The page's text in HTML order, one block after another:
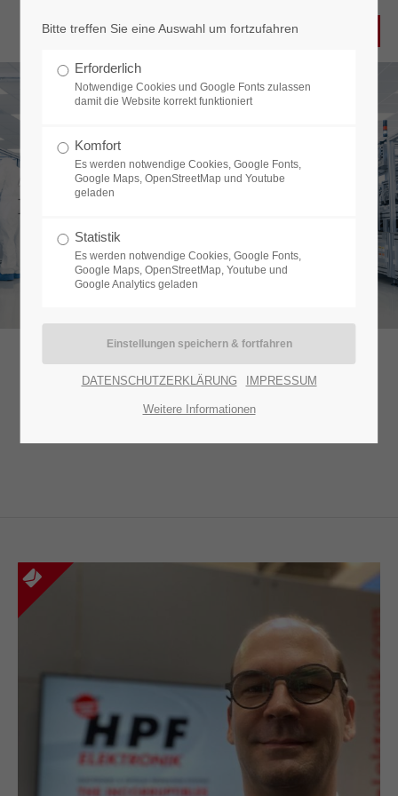
Benutzername
Passwort
Anmelden
Register|Lost your password?
Support
Mon - Fri 8:00am - 5:00pm(GMT +1)
San Francisco, CA 94102
Have any questions?
+44 1234 567 890
Ansprechpartner
MIT HPF
Wir freuen uns über Ihr Interesse und stehen Ihnen gerne für
alle Anliegen und Fragen zur Verfügung.
Bitte treffen Sie eine Auswahl um fortzufahren
Erforderlich
Notwendige Cookies und Google Fonts zulassen
damit die Website korrekt funktioniert
Komfort
Es werden notwendige Cookies, Google Fonts,
Google Maps, OpenStreetMap und Youtube
geladen
Statistik
Es werden notwendige Cookies, Google Fonts,
Google Maps, OpenStreetMap, Youtube und
Google Analytics geladen
DATENSCHUTZERKLÄRUNG IMPRESSUM
Weitere Informationen